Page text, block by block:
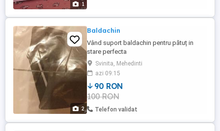
1
2
Baldachin
Vând suport baldachin pentru pătuț in
stare perfecta
Svinita, Mehedinti
azi 09:15
90 RON
100 RON
Telefon validat